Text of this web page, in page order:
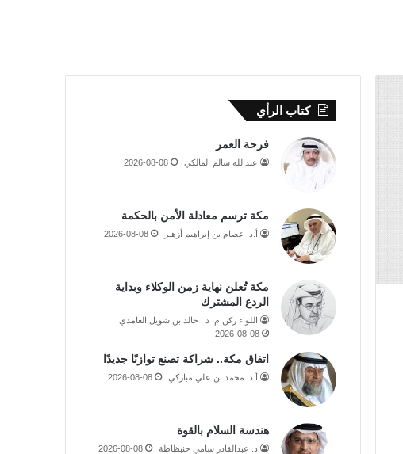
كتاب الرأي
فرحة العمر
عبدالله سالم المالكي 2026-08-08
مكة ترسم معادلة الأمن بالحكمة
أ.د. عصام بن إبراهيم أزهـر 2026-08-08
مكة تُعلن نهاية زمن الوكلاء وبداية
الردع المشترك
اللواء ركن م. د . خالد بن شويل الغامدي
2026-08-08
اتفاق مكة.. شراكة تصنع توازنًا جديدًا
أ.د. محمد بن علي مباركي 2026-08-08
هندسة السلام بالقوة
د. عبدالقادر سامي حنبظاظة 2026-08-08